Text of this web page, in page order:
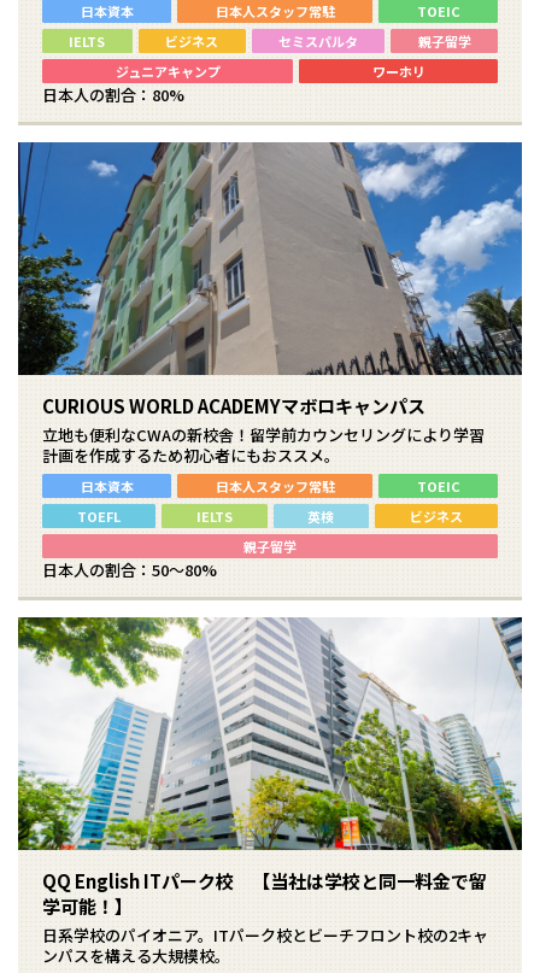
日本資本 日本人スタッフ常駐
TOEIC
IELTS
ビジネス セミスパルタ
親子留学
ジュニアキャンプ
ワーホリ
日本人の割合：80%
CURIOUS WORLD ACADEMYマボロキャンパス
立地も便利なCWAの新校舎！留学前カウンセリングにより学習
計画を作成するため初心者にもおススメ。
日本資本 日本人スタッフ常駐
TOEIC
TOEFL
IELTS 英検
ビジネス
親子留学
日本人の割合：50～80%
QQ English ITパーク校 【当社は学校と同一料金で留
学可能！】
日系学校のパイオニア。ITパーク校とビーチフロント校の2キャ
ンパスを構える大規模校。